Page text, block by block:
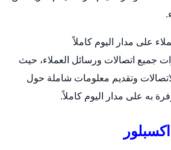
على مدار اليوم كاملاً
جميع اتصالات ورسائل العملاء، حيث
وتقديم معلومات شاملة حول
به على مدار اليوم كاملاً.